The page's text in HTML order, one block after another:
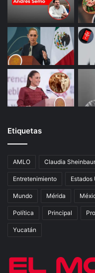
Etiquetas
AMLO Claudia
Entretenimiento Estados
Mundo Mérida
Política Principal
Yucatán